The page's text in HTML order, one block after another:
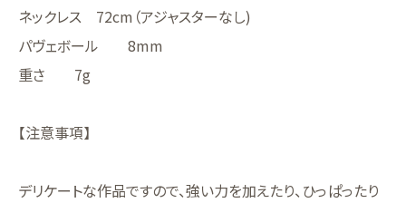
ネックレス 72cm（アジャスターなし)
パヴェボール 8mm
重さ 7g
【注意事項】
デリケートな作品ですので、強い力を加えたり、ひっぱったり